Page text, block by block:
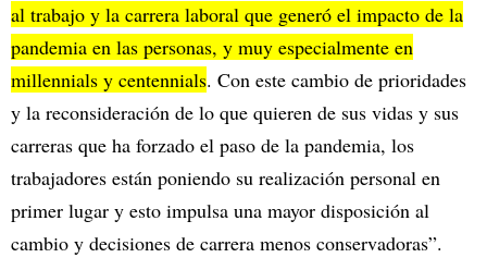
al trabajo y la carrera laboral que generó el impacto de la
pandemia en las personas, y muy especialmente en
millennials y centennials. Con este cambio de prioridades
y la reconsideración de lo que quieren de sus vidas y sus
carreras que ha forzado el paso de la pandemia, los
trabajadores están poniendo su realización personal en
primer lugar y esto impulsa una mayor disposición al
cambio y decisiones de carrera menos conservadoras”.